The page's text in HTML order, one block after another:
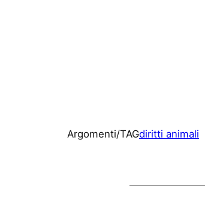
Argomenti/TAGdiritti animali